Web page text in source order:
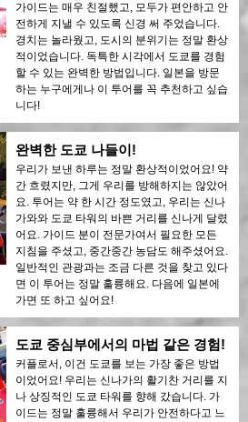
가이드는 매우 친절했고, 모두가 편안하고 안
전하게 지낼 수 있도록 신경 써 주었습니다.
경치는 놀라웠고, 도시의 분위기는 정말 환상
적이었습니다. 독특한 시각에서 도쿄를 경험
할 수 있는 완벽한 방법입니다. 일본을 방문
하는 누구에게나 이 투어를 꼭 추천하고 싶습
니다!
완벽한 도쿄 나들이!
우리가 보낸 하루는 정말 환상적이었어요! 약
간 흐렸지만, 그게 우리를 방해하지는 않았어
요. 투어는 약 한 시간 정도였고, 우리는 신나
가와와 도쿄 타워의 바쁜 거리를 신나게 달렸
어요. 가이드 분이 전문가여서 필요한 모든
지침을 주셨고, 중간중간 농담도 해주셨어요.
일반적인 관광과는 조금 다른 것을 찾고 있다
면 이 투어는 정말 훌륭해요. 다음에 일본에
가면 또 하고 싶어요!
도쿄 중심부에서의 마법 같은 경험!
커플로서, 이건 도쿄를 보는 가장 좋은 방법
이었어요! 우리는 신나가의 활기찬 거리를 지
나 상징적인 도쿄 타워를 향해 갔습니다. 가
이드는 정말 훌륭해서 우리가 안전하다고 느